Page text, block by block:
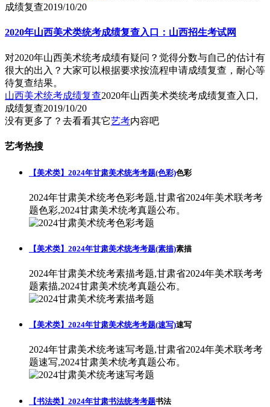
成绩复查2019/10/20
2020年山西美术类统考成绩复查入口：山西招生考试网
对2020年山西美术统考成绩有疑问？觉得分数与自己的估计有
很大的出入？大家可以根据要求按流程申请成绩复查，耐心等
待复查结果。
山西美术统考成绩复查2020年山西美术类统考成绩复查入口,
成绩复查2019/10/20
没有更多了？去看看其它艺考内容吧
艺考热搜
【美术类】2024年甘肃美术统考考题(色彩)色彩
2024年甘肃美术统考色彩考题,甘肃省2024年美术联考考
题色彩,2024甘肃美术统考真题公布。
【美术类】2024年甘肃美术统考考题(素描)素描
2024年甘肃美术统考素描考题,甘肃省2024年美术联考考
题素描,2024甘肃美术统考真题公布。
【美术类】2024年甘肃美术统考考题(速写)速写
2024年甘肃美术统考速写考题,甘肃省2024年美术联考考
题速写,2024甘肃美术统考真题公布。
【书法类】2024年甘肃书法统考考题书法